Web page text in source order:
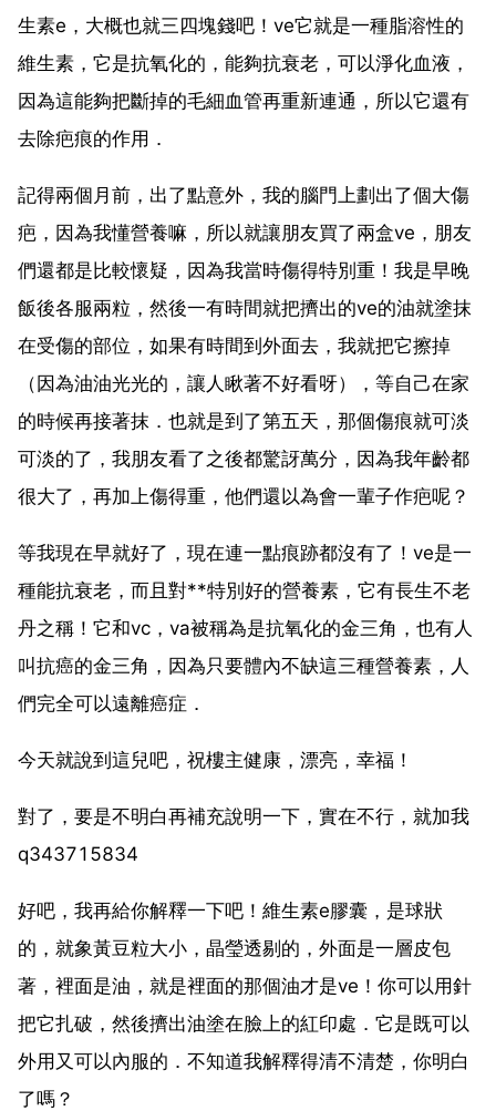
生素e，大概也就三四塊錢吧！ve它就是一種脂溶性的
維生素，它是抗氧化的，能夠抗衰老，可以淨化血液，
因為這能夠把斷掉的毛細血管再重新連通，所以它還有
去除疤痕的作用．
記得兩個月前，出了點意外，我的腦門上劃出了個大傷
疤，因為我懂營養嘛，所以就讓朋友買了兩盒ve，朋友
們還都是比較懷疑，因為我當時傷得特別重！我是早晚
飯後各服兩粒，然後一有時間就把擠出的ve的油就塗抹
在受傷的部位，如果有時間到外面去，我就把它擦掉
（因為油油光光的，讓人瞅著不好看呀），等自己在家
的時候再接著抹．也就是到了第五天，那個傷痕就可淡
可淡的了，我朋友看了之後都驚訝萬分，因為我年齡都
很大了，再加上傷得重，他們還以為會一輩子作疤呢？
等我現在早就好了，現在連一點痕跡都沒有了！ve是一
種能抗衰老，而且對**特別好的營養素，它有長生不老
丹之稱！它和vc，va被稱為是抗氧化的金三角，也有人
叫抗癌的金三角，因為只要體內不缺這三種營養素，人
們完全可以遠離癌症．
今天就說到這兒吧，祝樓主健康，漂亮，幸福！
對了，要是不明白再補充說明一下，實在不行，就加我
q343715834
好吧，我再給你解釋一下吧！維生素e膠囊，是球狀
的，就象黃豆粒大小，晶瑩透剔的，外面是一層皮包
著，裡面是油，就是裡面的那個油才是ve！你可以用針
把它扎破，然後擠出油塗在臉上的紅印處．它是既可以
外用又可以內服的．不知道我解釋得清不清楚，你明白
了嗎？